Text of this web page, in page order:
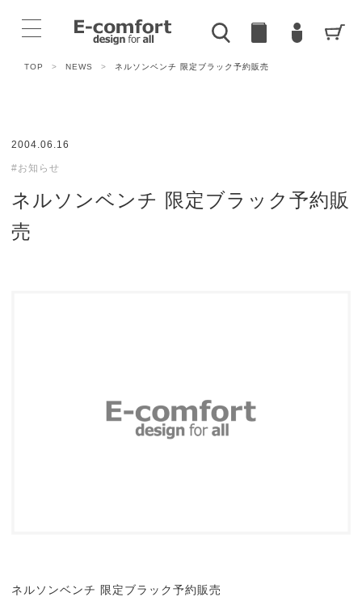
TOP > NEWS > ネルソンベンチ 限定ブラック予約販売
2004.06.16
#お知らせ
ネルソンベンチ 限定ブラック予約販
売
ネルソンベンチ 限定ブラック予約販売